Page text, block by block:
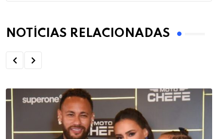
NOTÍCIAS RELACIONADAS